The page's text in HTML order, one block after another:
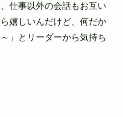
仕事以外の会話もお互い
嬉しいんだけど、何だか
」とリーダーから気持ち